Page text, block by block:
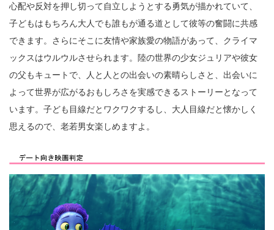
心配や反対を押し切って自立しようとする勇気が描かれていて、
子どもはもちろん大人でも誰もが通る道として彼等の奮闘に共感
できます。さらにそこに友情や家族愛の物語があって、クライマ
ックスはウルウルさせられます。陸の世界の少女ジュリアや彼女
の父もキュートで、人と人との出会いの素晴らしさと、出会いに
よって世界が広がるおもしろさを実感できるストーリーとなって
います。子ども目線だとワクワクするし、大人目線だと懐かしく
思えるので、老若男女楽しめますよ。